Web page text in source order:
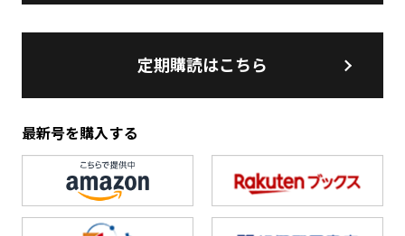
定期購読はこちら
最新号を購入する